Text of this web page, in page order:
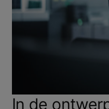
In de